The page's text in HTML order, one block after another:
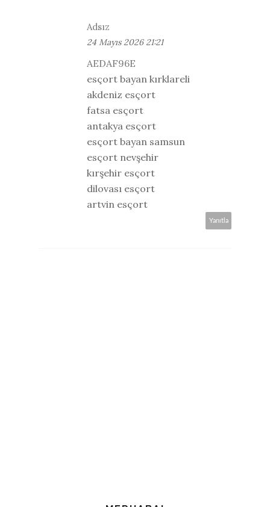
Adsız
24 Mayıs 2026 21:21
AEDAF96E
esçort bayan kırklareli
akdeniz esçort
fatsa esçort
antakya esçort
esçort bayan samsun
esçort nevşehir
kırşehir esçort
dilovası esçort
artvin esçort
Yanıtla